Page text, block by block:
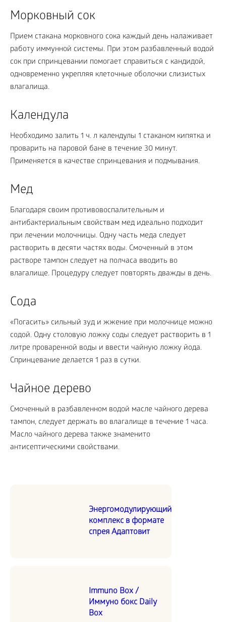
Морковный сок
Прием стакана морковного сока каждый день налаживает
работу иммунной системы. При этом разбавленный водой
сок при спринцевании помогает справиться с кандидой,
одновременно укрепляя клеточные оболочки слизистых
влагалища.
Календула
Необходимо залить 1 ч. л календулы 1 стаканом кипятка и
проварить на паровой бане в течение 30 минут.
Применяется в качестве спринцевания и подмывания.
Мед
Благодаря своим противовоспалительным и
антибактериальным свойствам мед идеально подходит
при лечении молочницы. Одну часть меда следует
растворить в десяти частях воды. Смоченный в этом
растворе тампон следует на полчаса вводить во
влагалище. Процедуру следует повторять дважды в день.
Сода
«Погасить» сильный зуд и жжение при молочнице можно
содой. Одну столовую ложку соды следует растворить в 1
литре проваренной воды и ввести чайную ложку йода.
Спринцевание делается 1 раз в сутки.
Чайное дерево
Смоченный в разбавленном водой масле чайного дерева
тампон, следует держать во влагалище в течение 1 часа.
Масло чайного дерева также знаменито
антисептическими свойствами.
Энергомодулирующий
комплекс в формате
спрея Адаптовит
Immuno Box /
Иммуно бокс Daily
Box